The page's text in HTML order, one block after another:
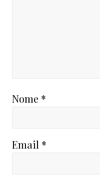
Nome *
Email *